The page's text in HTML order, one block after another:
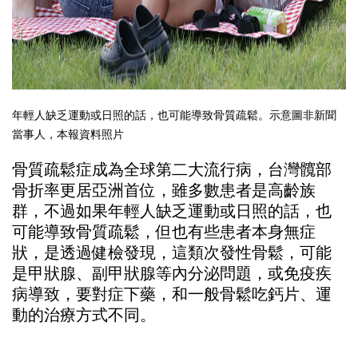
年輕人缺乏運動或日照的話，也可能導致骨質疏鬆。示意圖非新聞
當事人，本報資料照片
骨質疏鬆症成為全球第二大流行病，台灣髖部
骨折率更居亞洲首位，雖多數患者是高齡族
群，不過如果年輕人缺乏運動或日照的話，也
可能導致骨質疏鬆，但也有些患者本身無症
狀，是透過健檢發現，這類次發性骨鬆，可能
是甲狀腺、副甲狀腺等內分泌問題，或免疫疾
病導致，要對症下藥，和一般骨鬆吃鈣片、運
動的治療方式不同。